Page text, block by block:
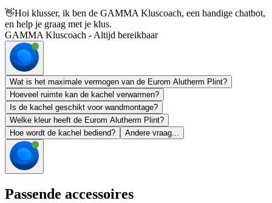
👋Hoi klusser, ik ben de GAMMA Kluscoach, een handige chatbot,
en help je graag met je klus.
GAMMA Kluscoach - Altijd bereikbaar
Wat is het maximale vermogen van de Eurom Alutherm Plint?
Hoeveel ruimte kan de kachel verwarmen?
Is de kachel geschikt voor wandmontage?
Welke kleur heeft de Eurom Alutherm Plint?
Hoe wordt de kachel bediend?
Andere vraag...
Passende accessoires